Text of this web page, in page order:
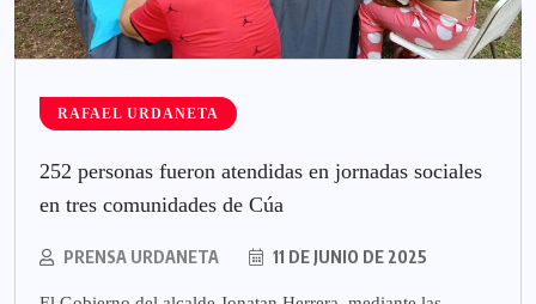
RAFAEL URDANETA
252 personas fueron atendidas en jornadas sociales
en tres comunidades de Cúa
PRENSA URDANETA 11 DE JUNIO DE 2025